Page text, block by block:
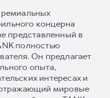
концерна
представленный в
полностью
Он предлагает
опыта,
интересах и
мировые